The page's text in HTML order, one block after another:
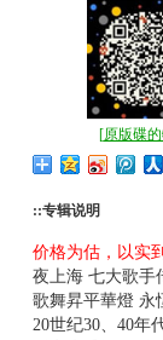
[原版碟
::专辑说明
价格为估，以实
夜上海 七大歌手
歌舞昇平華燈 永
20世纪30、40年